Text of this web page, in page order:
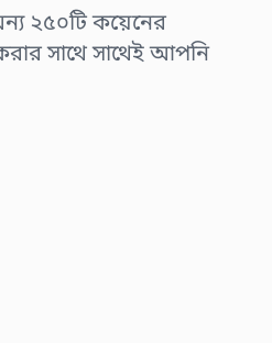
২৫০টি কয়েনের
সাথে সাথেই আপনি